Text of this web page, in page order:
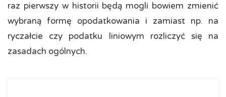
raz pierwszy w historii będą mogli bowiem zmienić
wybraną formę opodatkowania i zamiast np. na
ryczałcie czy podatku liniowym rozliczyć się na
zasadach ogólnych.